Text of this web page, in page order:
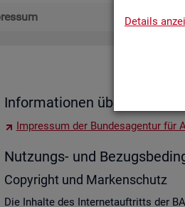
Details
In­for­ma­tio­nen über den
Im­pres­sum der Bun­des­agen­tur für
Nut­zungs- und
Co­py­right und Mar­ken­schutz
Die In­hal­te des In­ter­net­auf­tritts der